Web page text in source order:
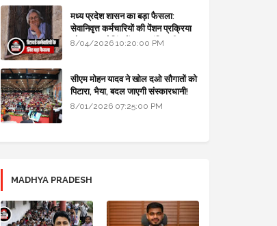
मध्य प्रदेश शासन का बड़ा फैसला:
सेवानिवृत्त कर्मचारियों की पेंशन प्रक्रिया
और बजट कोडिंग में हुए क्रांतिकारी
8/04/2026 10:20:00 PM
सीएम मोहन यादव ने खोल दओ सौगातों को
पिटारा, भैया, बदल जाएगी संस्कारधानी!
8/01/2026 07:25:00 PM
MADHYA PRADESH